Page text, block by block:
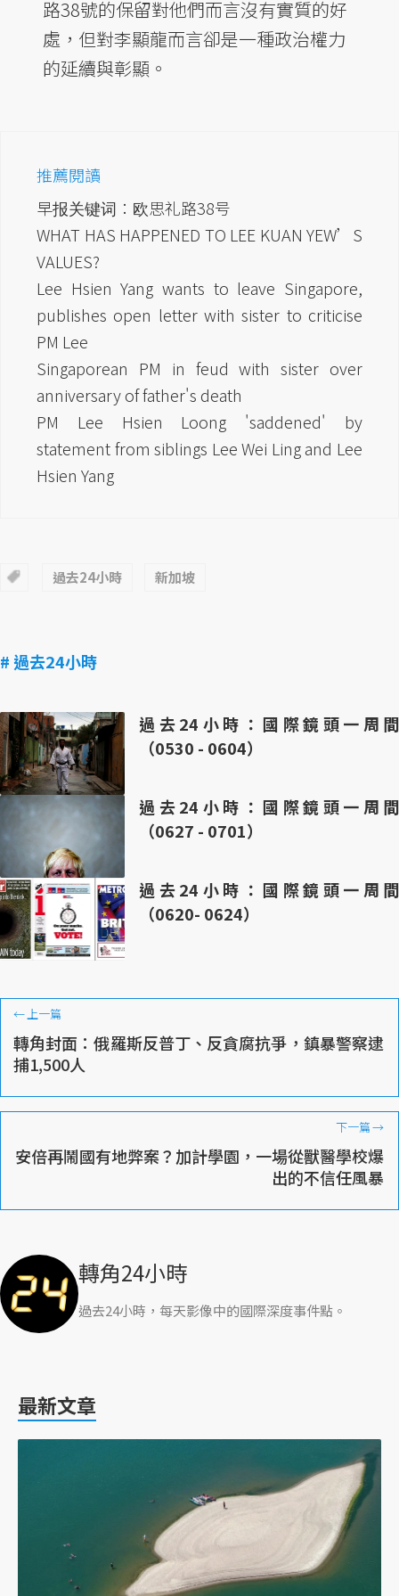
路38號的保留對他們而言沒有實質的好
處，但對李顯龍而言卻是一種政治權力
的延續與彰顯。
推薦閱讀
早报关键词：欧思礼路38号
WHAT HAS HAPPENED TO LEE KUAN YEW’S
VALUES?
Lee Hsien Yang wants to leave Singapore,
publishes open letter with sister to criticise
PM Lee
Singaporean PM in feud with sister over
anniversary of father's death
PM Lee Hsien Loong 'saddened' by
statement from siblings Lee Wei Ling and Lee
Hsien Yang
過去24小時 新加坡
# 過去24小時
過去24小時：國際鏡頭一周間
（0530 - 0604）
過去24小時：國際鏡頭一周間
（0627 - 0701）
過去24小時：國際鏡頭一周間
（0620- 0624）
←上一篇
轉角封面：俄羅斯反普丁、反貪腐抗爭，鎮暴警察逮
捕1,500人
下一篇→
安倍再鬧國有地弊案？加計學園，一場從獸醫學校爆
出的不信任風暴
轉角24小時
過去24小時，每天影像中的國際深度事件點。
最新文章